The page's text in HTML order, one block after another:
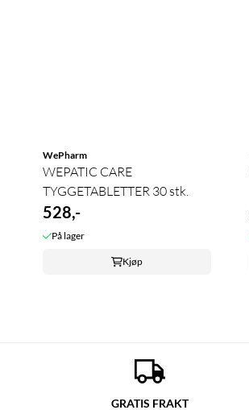
WePharm
WEPATIC CARE
TYGGETABLETTER 30 stk.
528,-
På lager
Kjøp
GRATIS FRAKT